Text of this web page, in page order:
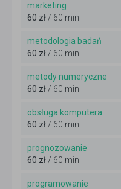
marketing
60 zł / 60 min
metodologia badań
60 zł / 60 min
metody numeryczne
60 zł / 60 min
obsługa komputera
60 zł / 60 min
prognozowanie
60 zł / 60 min
programowanie